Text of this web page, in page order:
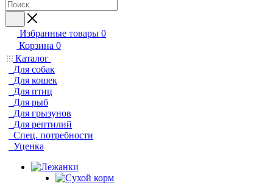
Избранные товары 0
Корзина 0
Каталог
Для собак
Для кошек
Для птиц
Для рыб
Для грызунов
Для рептилий
Спец. потребности
Уценка